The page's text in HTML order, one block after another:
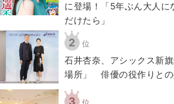
に登場！「5年ぶん大人に
だけたら」
2 位
石井杏奈、アシックス新
場所」 俳優の役作りとの
3